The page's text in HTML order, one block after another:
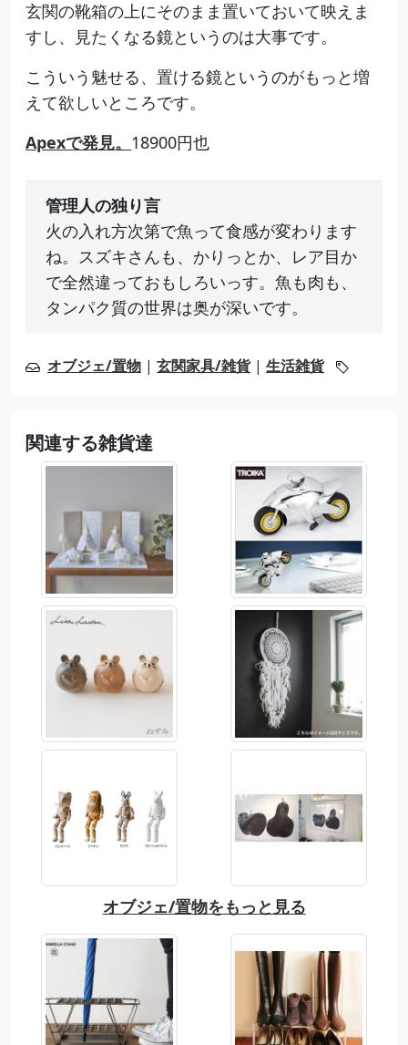
玄関の靴箱の上にそのまま置いておいて映えま
すし、見たくなる鏡というのは大事です。
こういう魅せる、置ける鏡というのがもっと増
えて欲しいところです。
Apexで発見。 18900円也
管理人の独り言
火の入れ方次第で魚って食感が変わります
ね。スズキさんも、かりっとか、レア目か
で全然違っておもしろいっす。魚も肉も、
タンパク質の世界は奥が深いです。
オブジェ/置物 | 玄関家具/雑貨| 生活雑貨
関連する雑貨達
オブジェ/置物をもっと見る